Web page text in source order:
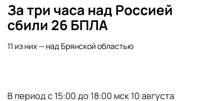
За три часа над Россией
сбили 26 БПЛА
11 из них — над Брянской областью
В период с 15:00 до 18:00 мск 10 августа